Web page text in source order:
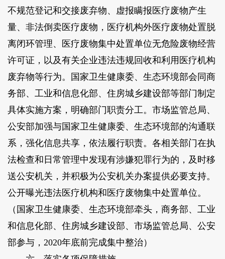
不规范登记和交接废弃物、虚报瞒报医疗废物产生
量、非法倒卖医疗废物，医疗机构外医疗废物处置脱
离闭环管理、医疗废物集中处置单位无危险废物经营
许可证，以及有关企业违法违规回收和利用医疗机构
废弃物等行为。国家卫生健康委、生态环境部会同商
务部、工业和信息化部、住房城乡建设部等部门制定
具体实施方案，明确部门职责分工。市场监管总局、
公安部加强与国家卫生健康委、生态环境部的沟通联
系，强化信息共享，依法履行职责。各相关部门在执
法检查和日常管理中发现有涉嫌犯罪行为的，及时移
送公安机关，并积极为公安机关办案提供必要支持。
公开曝光违法医疗机构和医疗废物集中处置单位。
（国家卫生健康委、生态环境部牵头，商务部、工业
和信息化部、住房城乡建设部、市场监管总局、公安
部参与，2020年底前完成集中整治）